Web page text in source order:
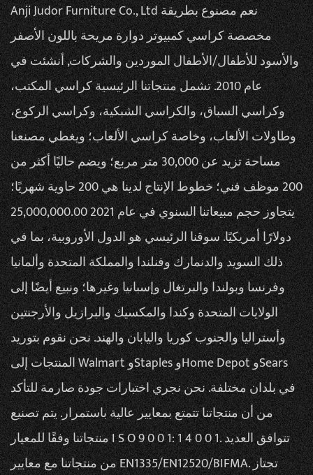
Anji Judor Furniture Co., Ltd نعممصنوع بطريقة
مخصصة كراسي كمبيوتر دوارة مريحة باللون الأصفر
والأسود للأطفال/الأطفال الموردين والشركات, أنشئت في
عام 2010. تشمل منتجاتنا الرئيسية كراسي المكتب،
وكراسي السباق، والكراسي الشبكية، وكراسي الركوع،
وطاولات الألعاب، وخاصة كراسي الألعاب؛ ويغطي مصنعنا
مساحة تزيد عن 30,000 متر مربع؛ ويضم حاليًا أكثر من
200 موظف فني؛ خطوط الإنتاج لدينا هي 200 حاوية شهريًا؛
يتجاوز حجم مبيعاتنا السنوي في عام 2021 25,000,000.00
دولارًا أمريكيًا. سوقنا الرئيسي هو الدول الأوروبية، بما في
ذلك السويد والدنمارك وفنلندا والمملكة المتحدة وألمانيا
وفرنسا وبولندا والبرتغال وإسبانيا وغيرها؛ ونبيع أيضًا إلى
الولايات المتحدة وكندا والمكسيك والبرازيل والأرجنتين
وأستراليا والجنوب كوريا واليابان والهند. نحن نقوم بتوريد
المنتجات إلى Walmart وStaples وHome Depot وSears
في بلدان مختلفة. نحن نجري اختبارات جودة صارمة للتأكد
من أن منتجاتنا تتمتع بمعايير عالية باستمرار. يتم تصنيع
منتجاتنا وفقًا للمعيار I S O 9 0 0 1: 1 4 0 0 1. تتوافق العديد
من منتجاتنا مع معايير EN1335/EN12520/BIFMA. تجتاز